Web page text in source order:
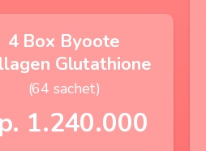
4 Box Byoote
Glutathione
(64 sachet)
1.240.000